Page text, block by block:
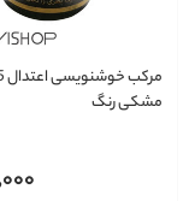
مشکی رنگ